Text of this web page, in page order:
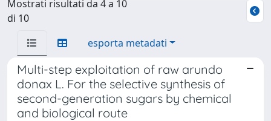
Mostrati risultati da 4 a 10
di 10
esporta metadati
Multi-step exploitation of raw arundo
donax L. For the selective synthesis of
second-generation sugars by chemical
and biological route